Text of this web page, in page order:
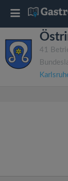
41
T
o
g